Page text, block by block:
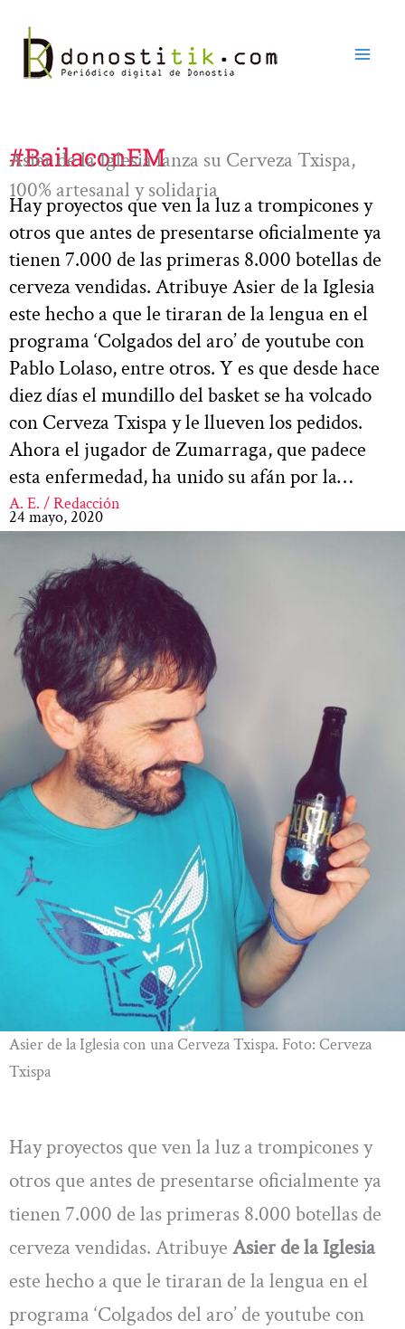
contenido
#BailaconEM
Asier de la Iglesia lanza su Cerveza Txispa,
100% artesanal y solidaria
Hay proyectos que ven la luz a trompicones y
otros que antes de presentarse oficialmente ya
tienen 7.000 de las primeras 8.000 botellas de
cerveza vendidas. Atribuye Asier de la Iglesia
este hecho a que le tiraran de la lengua en el
programa ‘Colgados del aro’ de youtube con
Pablo Lolaso, entre otros. Y es que desde hace
diez días el mundillo del basket se ha volcado
con Cerveza Txispa y le llueven los pedidos.
Ahora el jugador de Zumarraga, que padece
esta enfermedad, ha unido su afán por la…
A. E. / Redacción
24 mayo, 2020
Asier de la Iglesia con una Cerveza Txispa. Foto: Cerveza
Txispa
Hay proyectos que ven la luz a trompicones y
otros que antes de presentarse oficialmente ya
tienen 7.000 de las primeras 8.000 botellas de
cerveza vendidas. Atribuye Asier de la Iglesia
este hecho a que le tiraran de la lengua en el
programa ‘Colgados del aro’ de youtube con